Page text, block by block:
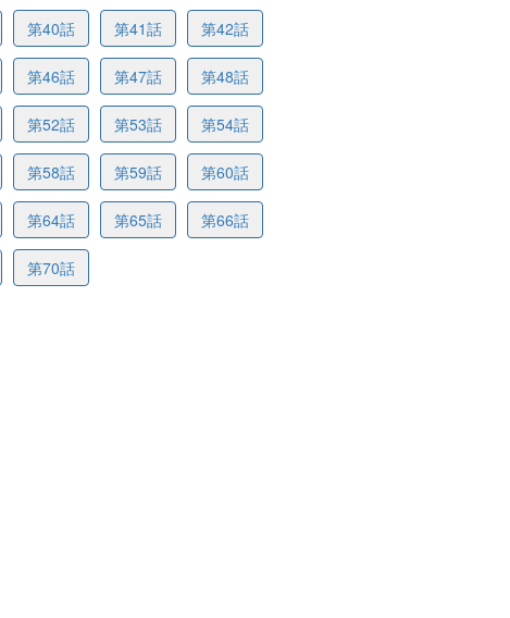
第40話 第41話 第42話
第46話 第47話 第48話
第52話 第53話 第54話
第58話 第59話 第60話
第64話 第65話 第66話
第70話